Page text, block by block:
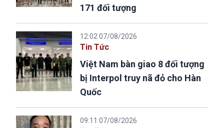
171 đối tượng
12:02 07/08/2026
Tin Tức
Việt Nam bàn giao 8 đối tượng
bị Interpol truy nã đỏ cho Hàn
Quốc
09:11 07/08/2026